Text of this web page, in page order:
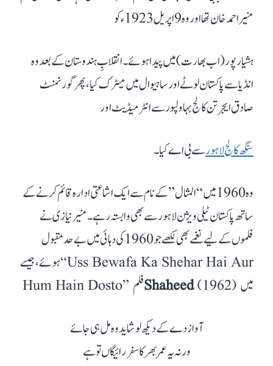
منیر احمد خان تھا اور وہ 9 اپریل 1923ء کو
ہشیارپور (اب بھارت) میں پیدا ہوئے۔ انقلابِ ہندوستان کے بعد وہ
انڈیا سے پاکستان لوٹے اور ساہیوال میں میٹرک کیا، پھر گورنمنٹ
صادق ایجرتن کالج بہاولپور سے انٹرمیڈیٹ اور
سنگھ کالج لاہورسے بی اے کیا۔
وہ 1960 میں “المثال” کے نام سے ایک اشاعتی ادارہ قائم کرنے کے
ساتھ پاکستان ٹیلی ویژن لاہور سے بھی وابستہ رہے۔ منیر نیازی نے
فلموں کے لیے نغمے بھی لکھے جو 1960 کی دہائی میں بے حد مقبول
ہوئے، جیسے “Uss Bewafa Ka Shehar Hai Aur
Shaheed (1962) میں
آواز دے کے دیکھ لو شاید وہ مل ہی جائے
ورنہ یہ عمر بھر کا سفر رائیگاں تو ہے